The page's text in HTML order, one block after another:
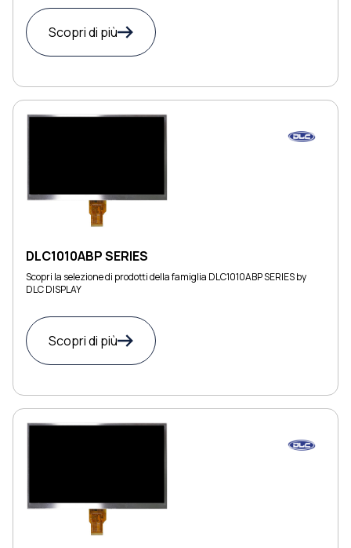
Scopri di più
DLC1010ABP SERIES
Scopri la selezione di prodotti della famiglia DLC1010ABP SERIES by
DLC DISPLAY
Scopri di più